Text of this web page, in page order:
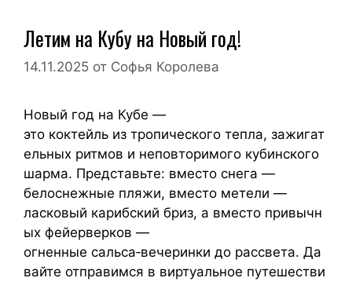
Летим на Кубу на Новый год!
14.11.2025 от Софья Королева
Новый год на Кубе —
это коктейль из тропического тепла, зажигат
ельных ритмов и неповторимого кубинского
шарма. Представьте: вместо снега —
белоснежные пляжи, вместо метели —
ласковый карибский бриз, а вместо привычн
ых фейерверков —
огненные сальса‑вечеринки до рассвета. Да
вайте отправимся в виртуальное путешестви